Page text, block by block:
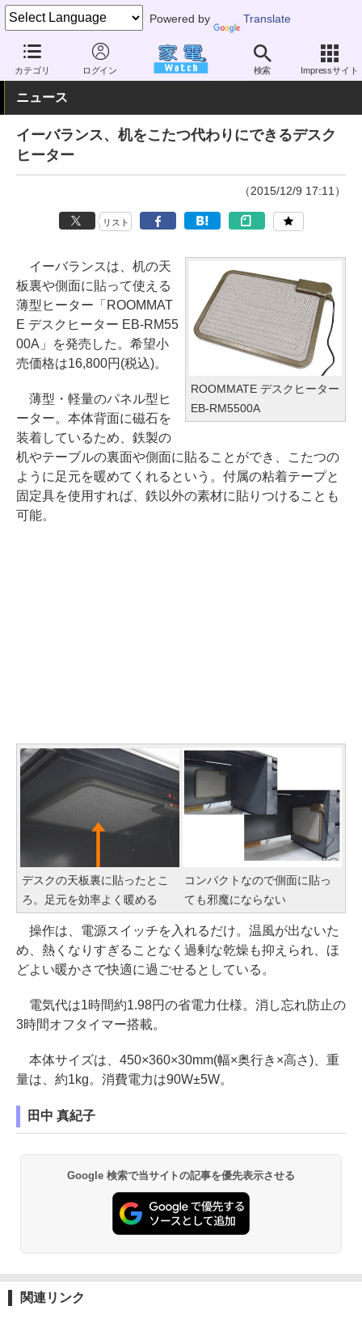
Powered by Translate
カテゴリ ログイン 検索 Impressサイト
家電 Watch 空調家電 暖房器具 その他
ニュース
イーバランス、机をこたつ代わりにできるデスク
ヒーター
（2015/12/9 17:11）
リスト
ROOMMATE デスクヒーター
EB-RM5500A
イーバランスは、机の天
板裏や側面に貼って使える
薄型ヒーター「ROOMMAT
E デスクヒーター EB-RM55
00A」を発売した。希望小
売価格は16,800円(税込)。
薄型・軽量のパネル型ヒ
ーター。本体背面に磁石を
装着しているため、鉄製の
机やテーブルの裏面や側面に貼ることができ、こたつの
ように足元を暖めてくれるという。付属の粘着テープと
固定具を使用すれば、鉄以外の素材に貼りつけることも
可能。
デスクの天板裏に貼ったとこ
ろ。足元を効率よく暖める
コンパクトなので側面に貼っ
ても邪魔にならない
操作は、電源スイッチを入れるだけ。温風が出ないた
め、熱くなりすぎることなく過剰な乾燥も抑えられ、ほ
どよい暖かさで快適に過ごせるとしている。
電気代は1時間約1.98円の省電力仕様。消し忘れ防止の
3時間オフタイマー搭載。
本体サイズは、450×360×30mm(幅×奥行き×高さ)、重
量は、約1kg。消費電力は90W±5W。
田中 真紀子
Google 検索で当サイトの記事を優先表示させる
関連リンク